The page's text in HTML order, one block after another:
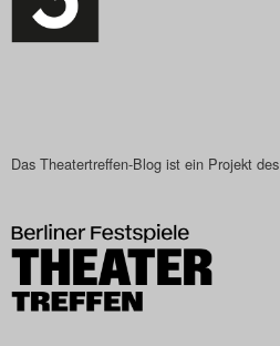
Das Theatertreffen-Blog ist ein Projekt des